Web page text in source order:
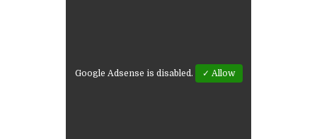
Google Adsense is disabled. ✓ Allow